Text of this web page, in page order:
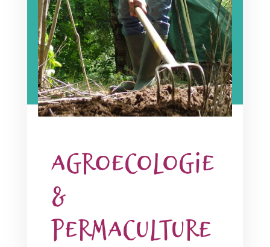
AGROECOLOGIE
&
PERMACULTURE